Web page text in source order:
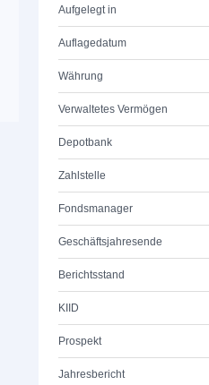
Aufgelegt in
Auflagedatum
Währung
Verwaltetes Vermögen
Depotbank
Zahlstelle
Fondsmanager
Geschäftsjahresende
Berichtsstand
KIID
Prospekt
Jahresbericht